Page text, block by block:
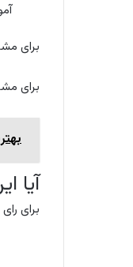
برای
برای
آیا
برای